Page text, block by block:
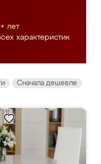
лет
характеристик
Сначала дешевле